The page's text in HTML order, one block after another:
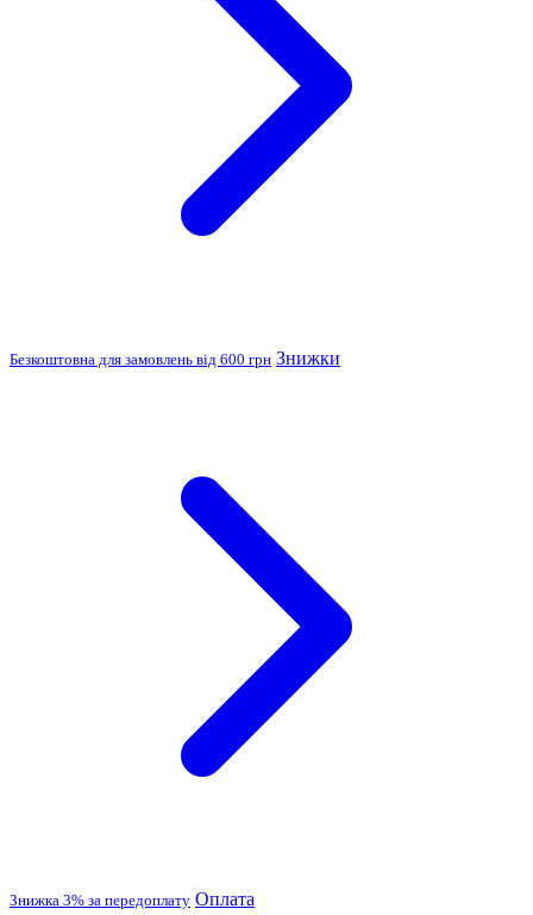
Безкоштовна для замовлень від 600 грн Знижки
Знижка 3% за передоплату Оплата